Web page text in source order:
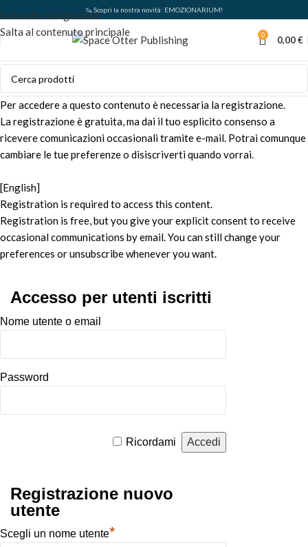
Salta alla navigazione
Salta al contenuto principale
🦦 Scopri la nostra novità: EMOZIONARIUM!
0 0,00€
Per accedere a questo contenuto è necessaria la registrazione.
La registrazione è gratuita, ma dai il tuo esplicito consenso a
ricevere comunicazioni occasionali tramite e-mail. Potrai comunque
cambiare le tue preferenze o disiscriverti quando vorrai.
[English]
Registration is required to access this content.
Registration is free, but you give your explicit consent to receive
occasional communications by email. You can still change your
preferences or unsubscribe whenever you want.
Accesso per utenti iscritti
Nome utente o email
Password
Ricordami
Registrazione nuovo
utente
Scegli un nome utente*